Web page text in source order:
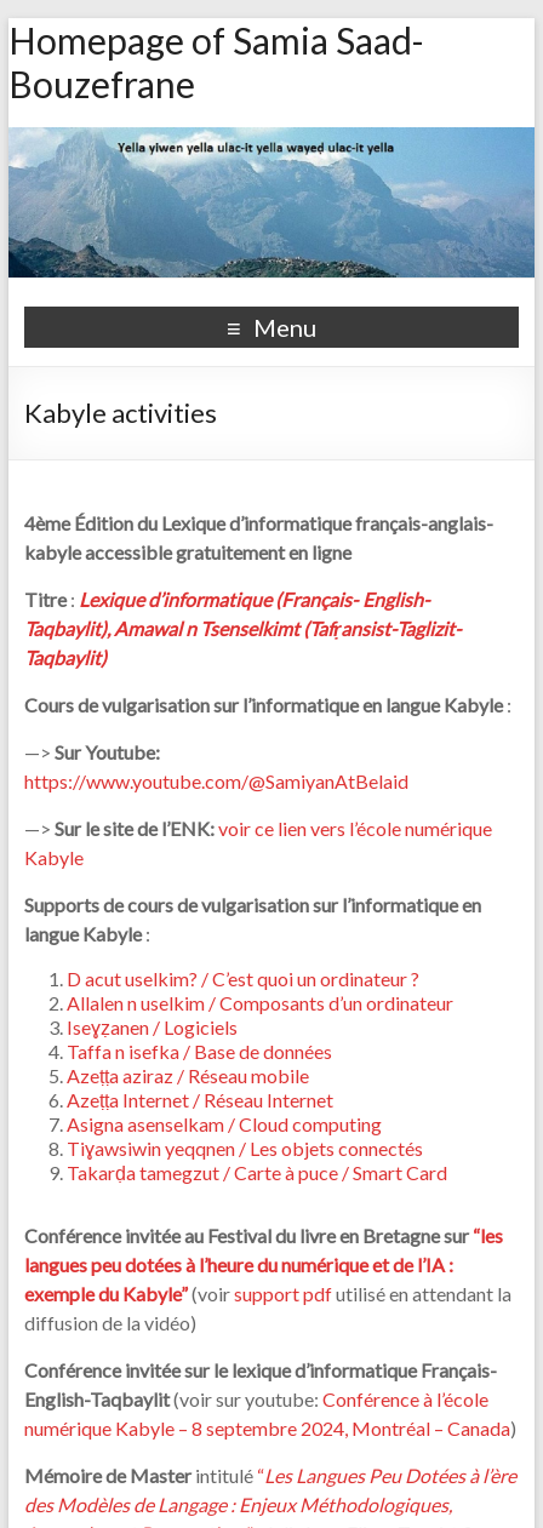
Homepage of Samia Saad-
Bouzefrane
Menu
Kabyle activities
4ème Édition du Lexique d’informatique français-anglais-
kabyle accessible gratuitement en ligne
Titre: Lexique d’informatique (Français- English-
Taqbaylit), Amawal n Tsenselkimt (Tafṛansist-Taglizit-
Taqbaylit)
Cours de vulgarisation sur l’informatique en langue Kabyle:
—> Sur Youtube:
https://www.youtube.com/@SamiyanAtBelaid
—> Sur le site de l’ENK:voir ce lien vers l’école numérique
Kabyle
Supports de cours de vulgarisation sur l’informatique en
langue Kabyle:
D acut uselkim? / C’est quoi un ordinateur ?
Allalen n uselkim / Composants d’un ordinateur
Iseɣẓanen / Logiciels
Taffa n isefka / Base de données
Azeṭṭa aziraz / Réseau mobile
Azeṭṭa Internet / Réseau Internet
Asigna asenselkam / Cloud computing
Tiɣawsiwin yeqqnen / Les objets connectés
Takarḍa tamegzut / Carte à puce / Smart Card
Conférence invitée au Festival du livre en Bretagne sur“les
langues peu dotées à l’heure du numérique et de l’IA :
exemple du Kabyle”(voirsupport pdfutilisé en attendant la
diffusion de la vidéo)
Conférence invitée sur le lexique d’informatique Français-
English-Taqbaylit(voir sur youtube: Conférence à l’école
numérique Kabyle – 8 septembre 2024, Montréal – Canada)
Mémoire de Masterintitulé “Les Langues Peu Dotées à l’ère
des Modèles de Langage : Enjeux Méthodologiques,